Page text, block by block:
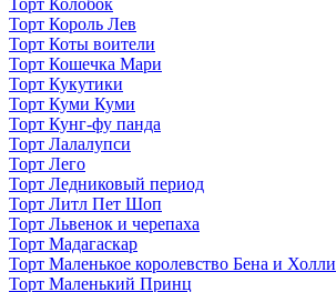
Торт Колобок
Торт Король Лев
Торт Коты воители
Торт Кошечка Мари
Торт Кукутики
Торт Куми Куми
Торт Кунг-фу панда
Торт Лалалупси
Торт Лего
Торт Ледниковый период
Торт Литл Пет Шоп
Торт Львенок и черепаха
Торт Мадагаскар
Торт Маленькое королевство Бена и Холли
Торт Маленький Принц